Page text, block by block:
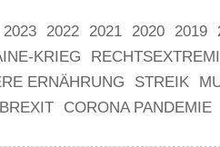
2023 2022 2021 2020 2019
KRIEG
ERNÄHRUNG STREIK
BREXIT
CORONA PANDEMIE